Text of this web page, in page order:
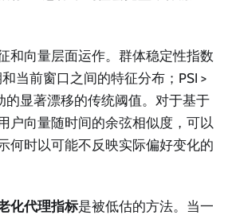
和向量层面运作。群体稳定性指数
和当前窗口之间的特征分布；PSI >
的显著漂移的传统阈值。对于基于
户向量随时间的余弦相似度，可以
何时以可能不反映实际偏好变化的
化代理指标是被低估的方法。当一